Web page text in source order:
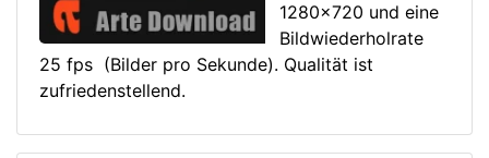
1280x720 und eine
Bildwiederholrate
25 fps (Bilder pro Sekunde). Qualität ist
zufriedenstellend.